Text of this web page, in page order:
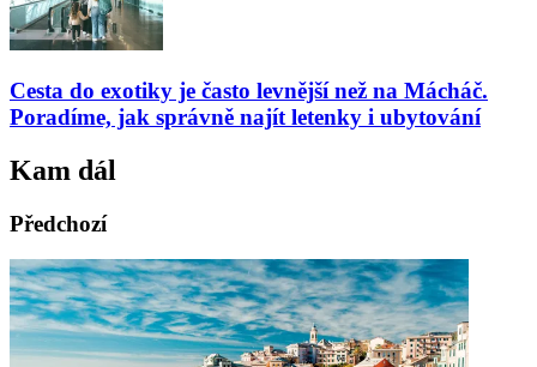
Cesta do exotiky je často levnější než na Mácháč.
Poradíme, jak správně najít letenky i ubytování
Kam dál
Předchozí